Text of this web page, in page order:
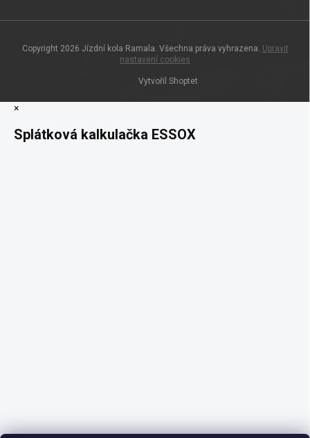
Vytvořil Shoptet
Copyright 2026 Jízdní kola Ramala. Všechna práva vyhrazena. Upravit
nastavení cookies
×
Splátková kalkulačka ESSOX